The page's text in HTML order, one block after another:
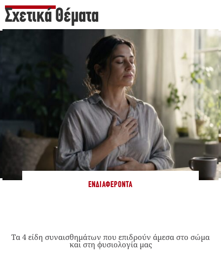
Σχετικά Θέματα
ΕΝΔΙΑΦΈΡΟΝΤΑ
Τα 4 είδη συναισθημάτων που επιδρούν άμεσα στο σώμα
και στη φυσιολογία μας